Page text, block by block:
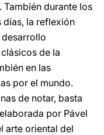
También durante los
días, la reflexión
de la
en las
por el mundo.
de notar, basta
por Pável
arte oriental del